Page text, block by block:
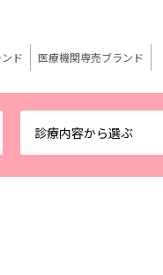
診療内容から選ぶ
ド 医療機関専売ブランド